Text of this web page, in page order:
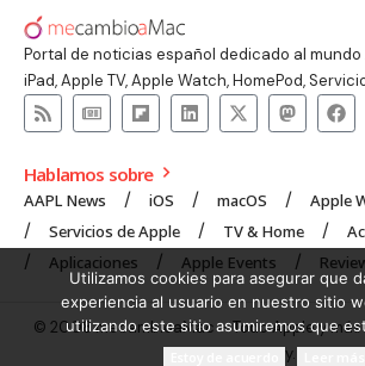
Portal de noticias español dedicado al mundo
iPad, Apple TV, Apple Watch, HomePod,
Hablamos sobre
AAPL News iOS macOS
Apple
Servicios de Apple
TV & Home
Aplicaciones
Apple Events
© 2008 mecambioaMac – Todo Apple y más
Agency.
Utilizamos cookies para asegurar que
experiencia al usuario en nuestro sitio
utilizando este sitio asumiremos que